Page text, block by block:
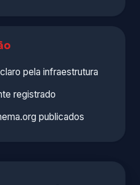
pela infraestrutura
registrado
publicados